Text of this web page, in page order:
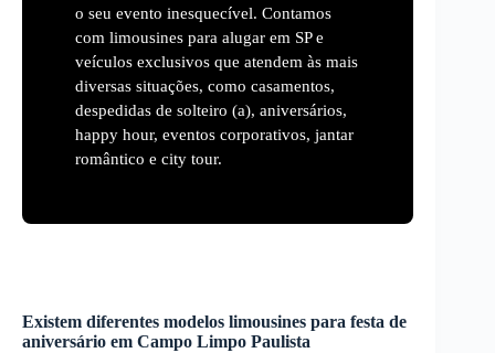
o seu evento inesquecível. Contamos
com limousines para alugar em SP e
veículos exclusivos que atendem às mais
diversas situações, como casamentos,
despedidas de solteiro (a), aniversários,
happy hour, eventos corporativos, jantar
romântico e city tour.
Existem diferentes modelos limousines para festa de
aniversário em Campo Limpo Paulista